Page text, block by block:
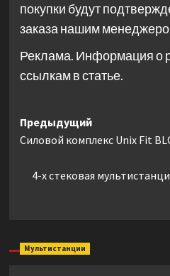
покупки будут
заказа нашим
Реклама. Информация о
ссылкам в статье.
Навигация
записи
Предыдущий
Силовой комплекс Unix Fit
4-х стековая
Мультистанции